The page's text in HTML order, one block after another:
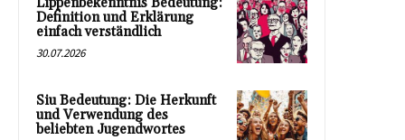
Definition und Erklärung
einfach verständlich
30.07.2026
Siu Bedeutung: Die Herkunft
und Verwendung des
beliebten Jugendwortes